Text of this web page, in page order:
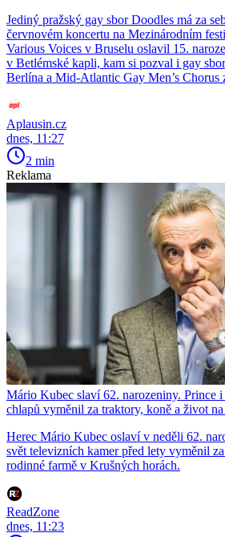
Jediný pražský gay sbor Doodles má za
červnovém koncertu na Mezinárodním
Various Voices v Bruselu oslavil 15.
v Betlémské kapli, kam si pozval i gay
Berlína a Mid-Atlantic Gay Men’s Chorus
Aplausin.cz
dnes, 11:27
2 min
Reklama
Mário Kubec slaví 62. narozeniny. Prince
chlapů vyměnil za traktory, koně a život
Herec Mário Kubec oslaví v neděli 62.
svět televizních kamer před lety vyměnil
rodinné farmě v Krušných horách.
ReadZone
dnes, 11:23